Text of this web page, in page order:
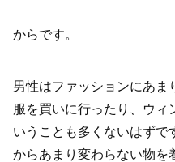
からです。
男性はファッションにあま
服を買いに行ったり、ウィ
いうことも多くないはずで
からあまり変わらない物を